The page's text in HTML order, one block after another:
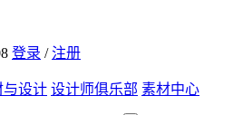
登录 /注册
与设计 设计师俱乐部 素材中心